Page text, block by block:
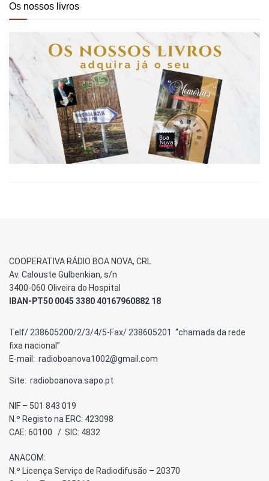
Os nossos livros
COOPERATIVA RÁDIO BOA NOVA, CRL
Av. Calouste Gulbenkian, s/n
3400-060 Oliveira do Hospital
IBAN-PT50 0045 3380 40167960882 18
Telf/ 238605200/2/3/4/5-Fax/ 238605201 “chamada da rede
fixa nacional”
E-mail: radioboanova1002@gmail.com
Site: radioboanova.sapo.pt
NIF – 501 843 019
N.º Registo na ERC: 423098
CAE: 60100 / SIC: 4832
ANACOM:
N.º Licença Serviço de Radiodifusão – 20370